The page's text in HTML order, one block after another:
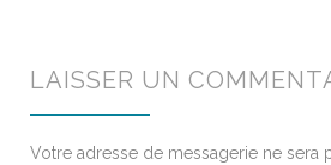
LAISSER UN
Votre adresse de messagerie ne sera